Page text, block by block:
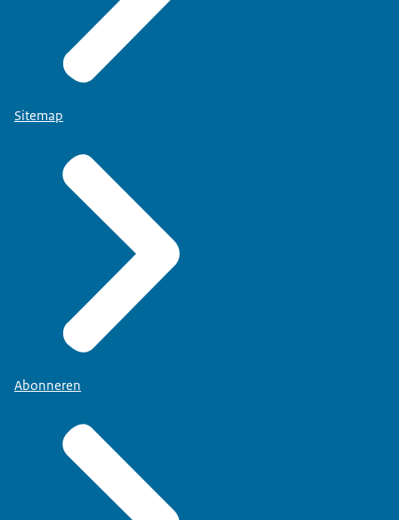
Sitemap
Abonneren